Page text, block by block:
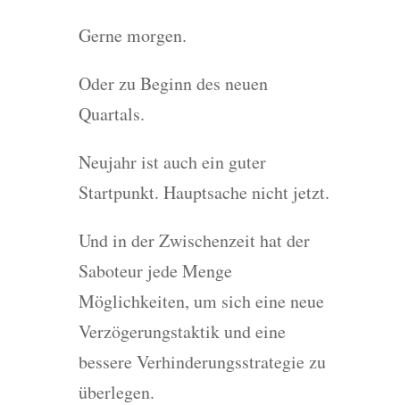
Gerne morgen.
Oder zu Beginn des neuen
Quartals.
Neujahr ist auch ein guter
Startpunkt. Hauptsache nicht jetzt.
Und in der Zwischenzeit hat der
Saboteur jede Menge
Möglichkeiten, um sich eine neue
Verzögerungstaktik und eine
bessere Verhinderungsstrategie zu
überlegen.